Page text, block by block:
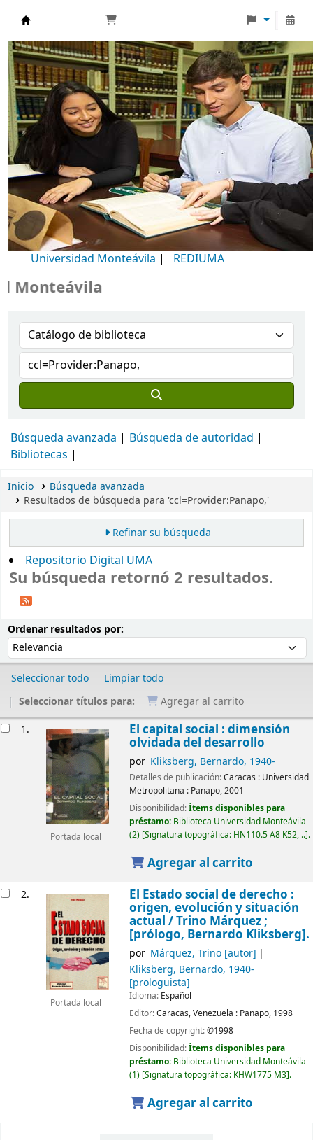
Biblioteca Universidad Monteávila
Universidad Monteávila | REDIUMA
Búsqueda avanzada
Búsqueda de autoridad
Bibliotecas
Inicio
Búsqueda avanzada
Resultados de búsqueda para 'ccl=Provider:Panapo,'
Refinar su búsqueda
Repositorio Digital UMA
Su búsqueda retornó 2 resultados.
Ordenar resultados por:
Seleccionar todo
Limpiar todo
Seleccionar títulos para:
Agregar al carrito
1.
Portada local
El capital social : dimensión
olvidada del desarrollo
por Kliksberg, Bernardo, 1940-
Detalles de publicación:Caracas : Universidad
Metropolitana : Panapo,2001
Disponibilidad:Ítems disponibles para
préstamo: Biblioteca Universidad Monteávila
(2) Signatura topográfica: HN110.5 A8 K52, .. .
Agregar al carrito
2.
Portada local
El Estado social de derecho :
origen, evolución y situación
actual / Trino Márquez ;
[prólogo, Bernardo Kliksberg].
por Márquez, Trino[autor]
Kliksberg, Bernardo, 1940-
[prologuista]
Idioma: Español
Editor:Caracas, Venezuela : Panapo, 1998
Fecha de copyright:©1998
Disponibilidad:Ítems disponibles para
préstamo: Biblioteca Universidad Monteávila
(1) Signatura topográfica: KHW1775 M3 .
Agregar al carrito